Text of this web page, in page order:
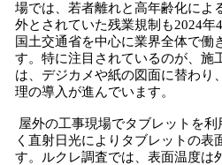
場では、若者離れと高年齢化によ
外とされていた残業規制も2024年
国土交通省を中心に業界全体で働
す。特に注目されているのが、施
は、デジカメや紙の図面に替わり
理の導入が進んでいます。
屋外の工事現場でタブレットを
く直射日光によりタブレットの表
す。ルクレ調査では、表面温度は